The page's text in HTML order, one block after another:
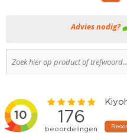
Advies nodig?